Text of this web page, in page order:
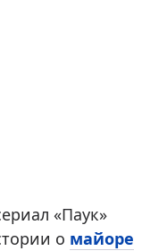
«Паук»
о майоре